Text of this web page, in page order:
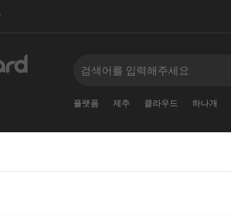
플랫폼 제주 클라우드 하나개